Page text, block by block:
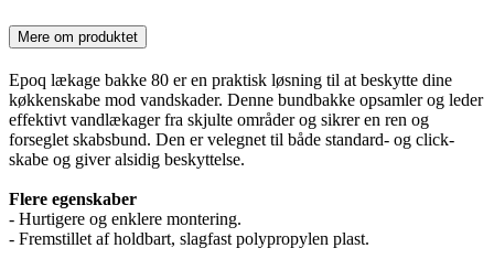
Mere om produktet
Epoq lækage bakke 80 er en praktisk løsning til at beskytte dine
køkkenskabe mod vandskader. Denne bundbakke opsamler og leder
effektivt vandlækager fra skjulte områder og sikrer en ren og
forseglet skabsbund. Den er velegnet til både standard- og click-
skabe og giver alsidig beskyttelse.
Flere egenskaber
- Hurtigere og enklere montering.
- Fremstillet af holdbart, slagfast polypropylen plast.